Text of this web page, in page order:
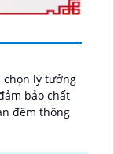
chọn lý tưởng
bảo chất